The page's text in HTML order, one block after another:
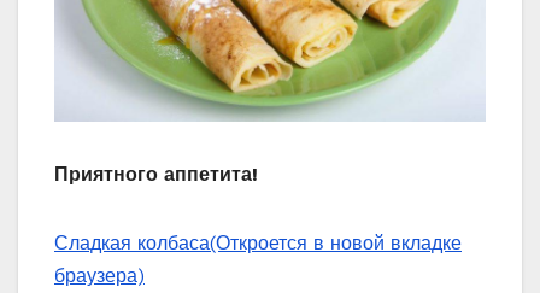
Приятного аппетита!
Сладкая колбаса(Откроется в новой вкладке
браузера)